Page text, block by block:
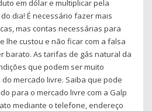
em dólar e multiplicar pela
dia! É necessário fazer mais
mas contas necessárias para
lhe custou e não ficar com a falsa
barato. As tarifas de gás natural da
que podem ser muito
mercado livre. Saiba que pode
para o mercado livre com a Galp
mediante o telefone, endereço